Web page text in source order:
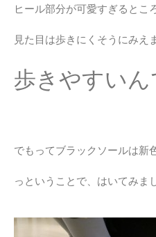
ヒール部分が可愛すぎるところ
見た目は歩きにくそうにみえ
歩きやすいん
でもってブラックソールは新
っということで、はいてみま